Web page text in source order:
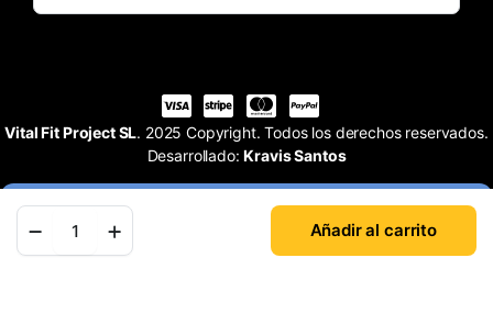
Añadir al carrito
Vital Fit Project SL. 2025 Copyright. Todos los derechos reservados.
Desarrollado:Kravis Santos
Tienda Cuenta